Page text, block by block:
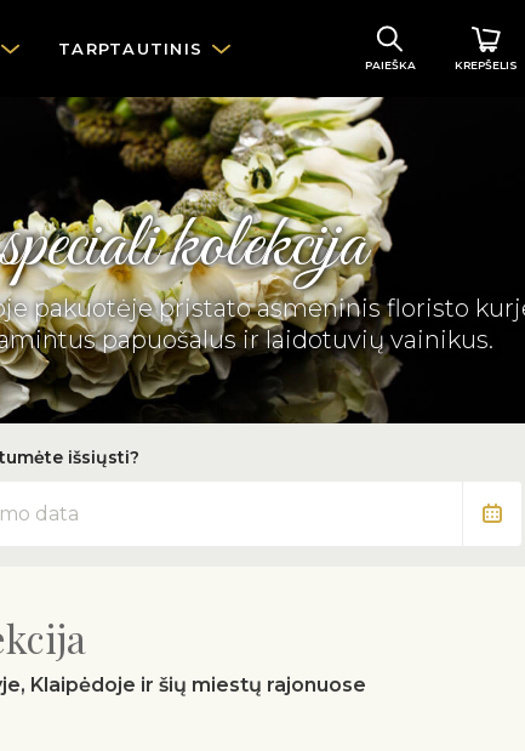
TARPTAUTINIS
PAIEŠKA KREPŠELIS
kolekcija
pristato asmeninis floristo
papuošalus ir laidotuvių vainikus.
išsiųsti?
Klaipėdoje ir šių miestų rajonuose